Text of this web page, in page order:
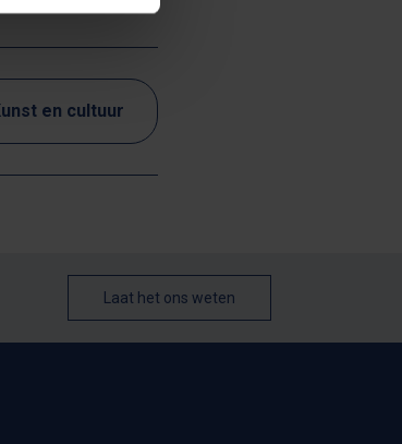
en cultuur
Laat het ons weten